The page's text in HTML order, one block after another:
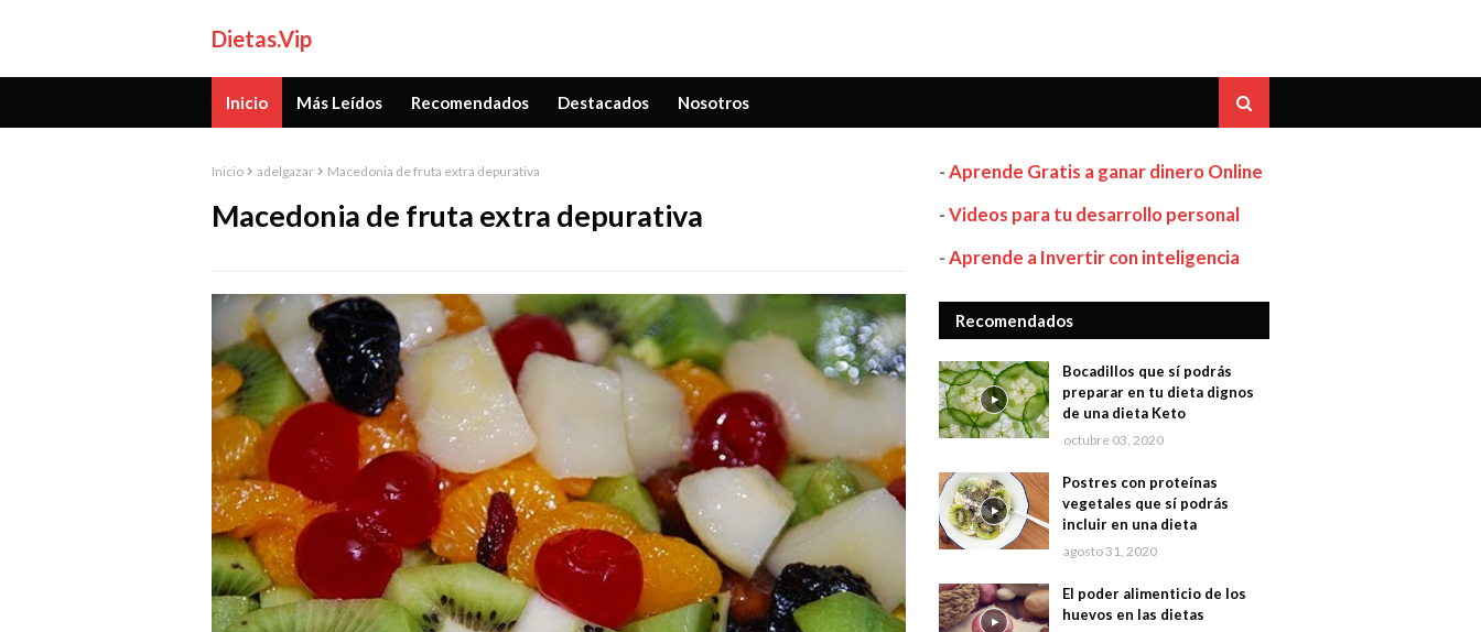
Dietas.Vip
Inicio Más Leídos Recomendados Destacados Nosotros
Inicio adelgazar Macedonia de fruta extra depurativa
Macedonia de fruta extra depurativa
-Aprende Gratis a ganar dinero Online
-Videos para tu desarrollo personal
-Aprende a Invertir con inteligencia
Recomendados
Bocadillos que sí podrás
preparar en tu dieta dignos
de una dieta Keto
octubre 03, 2020
Postres con proteínas
vegetales que sí podrás
incluir en una dieta
agosto 31, 2020
El poder alimenticio de los
huevos en las dietas